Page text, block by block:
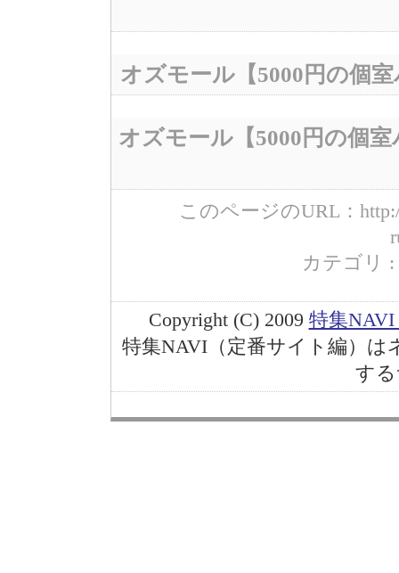
オズモール【5000円の個
オズモール【5000円の個
このページのURL：
カテゴリ
Copyright (C) 2009 特集
特集NAVI（定番サイト編）
す